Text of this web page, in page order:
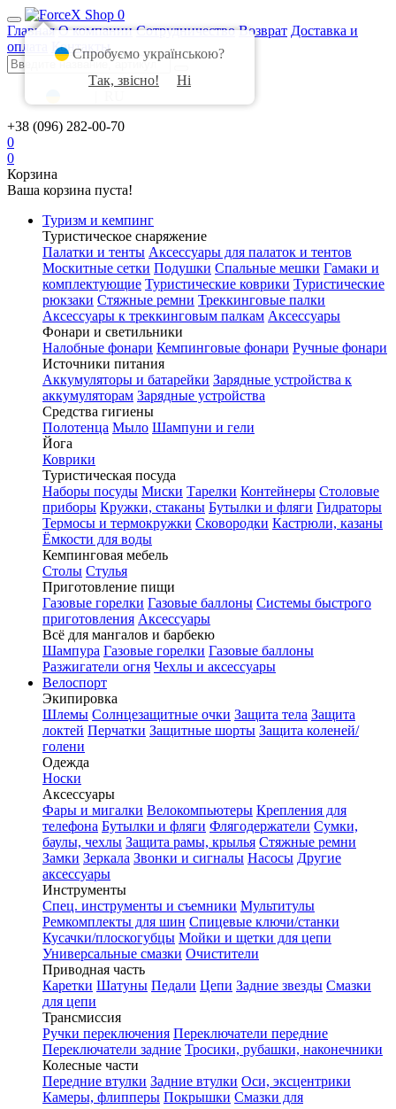
0
Главная О компании Сотрудничество Возврат Доставка и
оплата
Контакты
+38 (096) 282-00-70
0
0
Корзина
Ваша корзина пуста!
Туризм и кемпинг
Туристическое снаряжение
Палатки и тенты Аксессуары для палаток и тентов
Москитные сетки Подушки Спальные мешки Гамаки и
комплектующие Туристические коврики Туристические
рюкзаки Стяжные ремни Треккинговые палки
Аксессуары к треккинговым палкам Аксессуары
Фонари и светильники
Налобные фонари Кемпинговые фонари Ручные фонари
Источники питания
Аккумуляторы и батарейки Зарядные устройства к
аккумуляторам Зарядные устройства
Средства гигиены
Полотенца Мыло Шампуни и гели
Йога
Коврики
Туристическая посуда
Наборы посуды Миски Тарелки Контейнеры Столовые
приборы Кружки, стаканы Бутылки и фляги Гидраторы
Термосы и термокружки Сковородки Кастрюли, казаны
Ёмкости для воды
Кемпинговая мебель
Столы Стулья
Приготовление пищи
Газовые горелки Газовые баллоны Системы быстрого
приготовления Аксессуары
Всё для мангалов и барбекю
Шампура Газовые горелки Газовые баллоны
Разжигатели огня Чехлы и аксессуары
Велоспорт
Экипировка
Шлемы Солнцезащитные очки Защита тела Защита
локтей Перчатки Защитные шорты Защита коленей/
голени
Одежда
Носки
Аксессуары
Фары и мигалки Велокомпьютеры Крепления для
телефона Бутылки и фляги Флягодержатели Сумки,
баулы, чехлы Защита рамы, крылья Стяжные ремни
Замки Зеркала Звонки и сигналы Насосы Другие
аксессуары
Инструменты
Спец. инструменты и съемники Мультитулы
Ремкомплекты для шин Спицевые ключи/станки
Кусачки/плоскогубцы Мойки и щетки для цепи
Универсальные смазки Очистители
Приводная часть
Каретки Шатуны Педали Цепи Задние звезды Смазки
для цепи
Трансмиссия
Ручки переключения Переключатели передние
Переключатели задние Тросики, рубашки, наконечники
Колесные части
Передние втулки Задние втулки Оси, эксцентрики
Камеры, флипперы Покрышки Смазки для
Спробуємо українською?
Так, звісно!
Ні